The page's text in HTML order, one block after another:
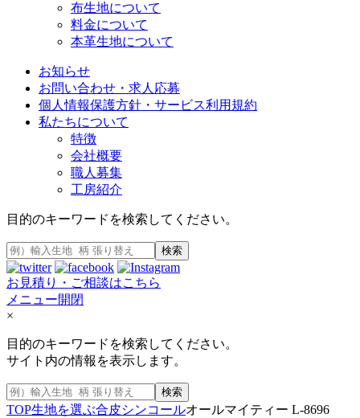
布生地について
料金について
本革生地について
お知らせ
お問い合わせ・求人応募
個人情報保護方針・サービス利用規約
私たちについて
特徴
会社概要
職人募集
工房紹介
目的のキーワードを検索してください。
検索
お見積り・ご相談はこちら
メニュー開閉
×
目的のキーワードを検索してください。
サイト内の情報を表示します。
検索
TOP生地を選ぶ合皮シンコールオールマイティー L-8696